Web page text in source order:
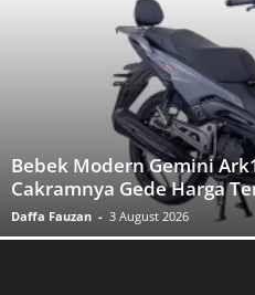
Bebek Modern Gemini
Cakramnya Gede Harga
Daffa Fauzan - 3 August 2026